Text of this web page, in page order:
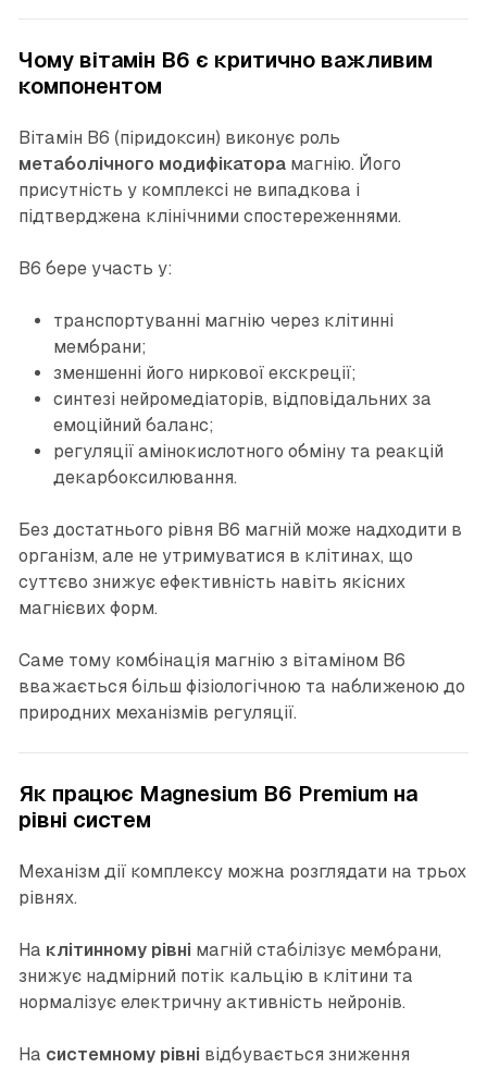
Чому вітамін B6 є критично важливим
компонентом
Вітамін B6 (піридоксин) виконує роль
метаболічного модифікаторамагнію. Його
присутність у комплексі не випадкова і
підтверджена клінічними спостереженнями.
B6 бере участь у:
транспортуванні магнію через клітинні
мембрани;
зменшенні його ниркової екскреції;
синтезі нейромедіаторів, відповідальних за
емоційний баланс;
регуляції амінокислотного обміну та реакцій
декарбоксилювання.
Без достатнього рівня B6 магній може надходити в
організм, але не утримуватися в клітинах, що
суттєво знижує ефективність навіть якісних
магнієвих форм.
Саме тому комбінація магнію з вітаміном B6
вважається більш фізіологічною та наближеною до
природних механізмів регуляції.
Як працює Magnesium B6 Premium на
рівні систем
Механізм дії комплексу можна розглядати на трьох
рівнях.
На клітинному рівні магній стабілізує мембрани,
знижує надмірний потік кальцію в клітини та
нормалізує електричну активність нейронів.
На системному рівні відбувається зниження